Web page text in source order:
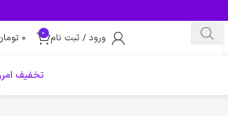
ورود / ثبت نام 0
0
تخفیف